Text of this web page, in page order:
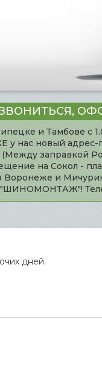
и Тамбове с
нас новый адрес-
заправкой
на Сокол -
и
"ШИНОМОНТАЖ"!
дней.